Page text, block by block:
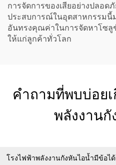
การจัดการของเสียอย่างปลอด
ประสบการณ์ในอุตสาหกรรมนี้ม
อันทรงคุณค่าในการจัดหาโซลู
ให้แก่ลูกค้าทั่วโลก
คำถามที่พบบ่อย
พลังงานกั
โรงไฟฟ้าพลังงานกังหันไอน้ำมีข้อไ